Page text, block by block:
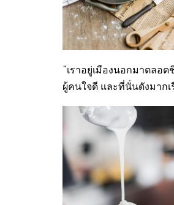
“เราอยู่เมืองนอกมาตลอ
ผู้คนใจดี และที่นั่นดังมาก